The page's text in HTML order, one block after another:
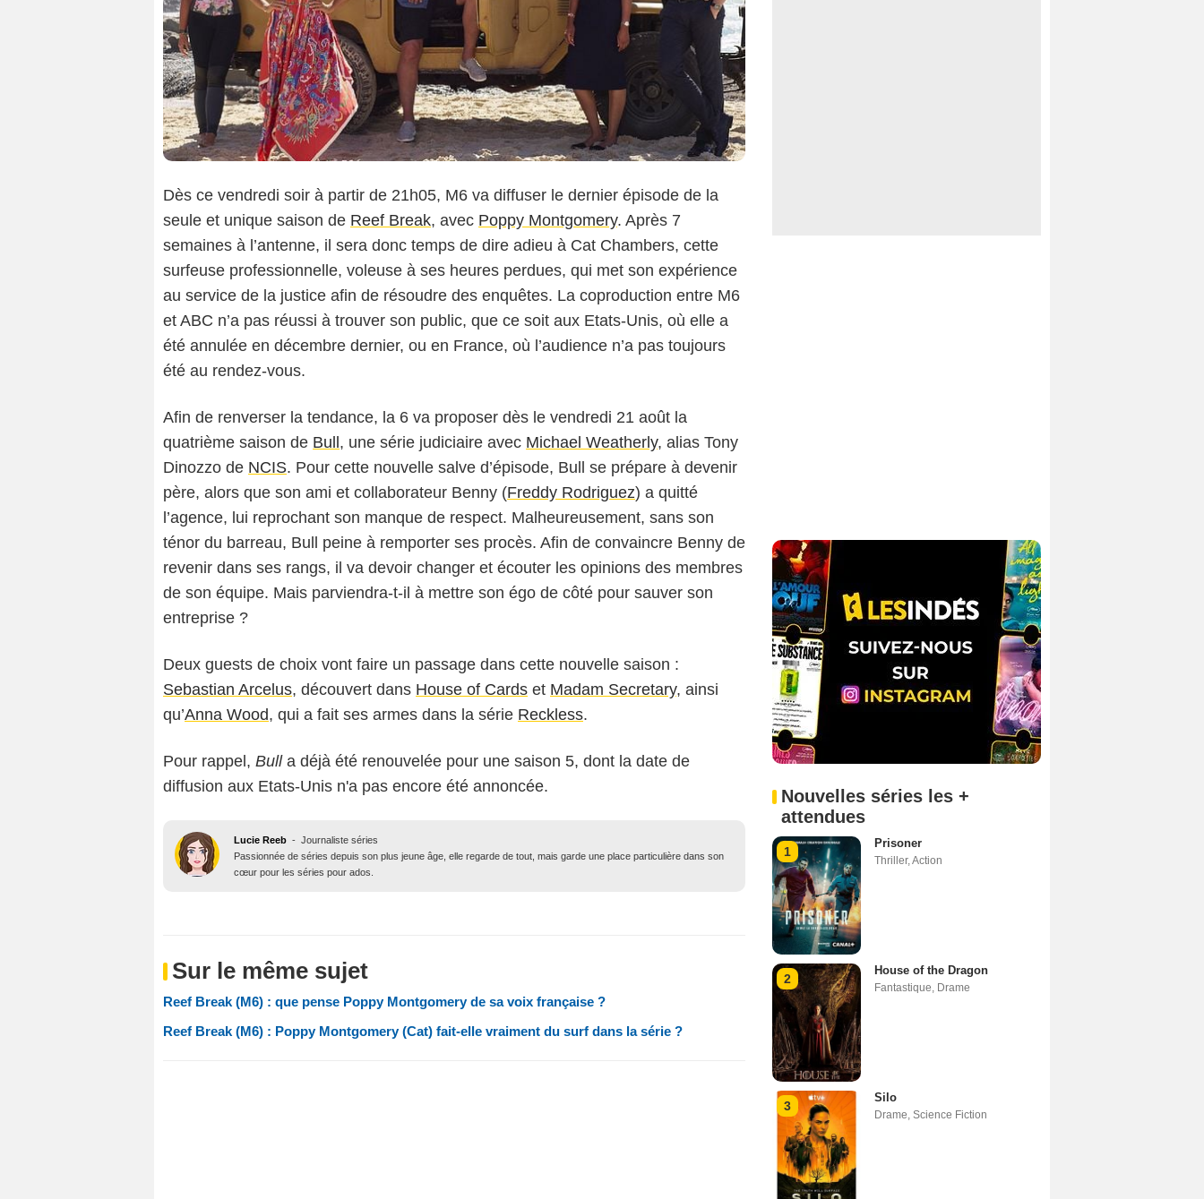
Dès ce vendredi soir à partir de 21h05, M6 va diffuser le dernier épisode de la
seule et unique saison de Reef Break, avec Poppy Montgomery. Après 7
semaines à l’antenne, il sera donc temps de dire adieu à Cat Chambers, cette
surfeuse professionnelle, voleuse à ses heures perdues, qui met son expérience
au service de la justice afin de résoudre des enquêtes. La coproduction entre M6
et ABC n’a pas réussi à trouver son public, que ce soit aux Etats-Unis, où elle a
été annulée en décembre dernier, ou en France, où l’audience n’a pas toujours
été au rendez-vous.
Afin de renverser la tendance, la 6 va proposer dès le vendredi 21 août la
quatrième saison de Bull , une série judiciaire avec Michael Weatherly, alias Tony
Dinozzo de NCIS. Pour cette nouvelle salve d’épisode, Bull se prépare à devenir
père, alors que son ami et collaborateur Benny (Freddy Rodriguez) a quitté
l’agence, lui reprochant son manque de respect. Malheureusement, sans son
ténor du barreau, Bull peine à remporter ses procès. Afin de convaincre Benny de
revenir dans ses rangs, il va devoir changer et écouter les opinions des membres
de son équipe. Mais parviendra-t-il à mettre son égo de côté pour sauver son
entreprise ?
Deux guests de choix vont faire un passage dans cette nouvelle saison :
Sebastian Arcelus, découvert dans House of Cards et Madam Secretary, ainsi
qu’Anna Wood, qui a fait ses armes dans la série Reckless.
Pour rappel, Bulla déjà été renouvelée pour une saison 5, dont la date de
diffusion aux Etats-Unis n'a pas encore été annoncée.
Lucie Reeb - Journaliste séries
Passionnée de séries depuis son plus jeune âge, elle regarde de tout, mais garde une place particulière dans son
cœur pour les séries pour ados.
Sur le même sujet
Reef Break (M6) : que pense Poppy Montgomery de sa voix française ?
Reef Break (M6) : Poppy Montgomery (Cat) fait-elle vraiment du surf dans la série ?
Nouvelles séries les +
attendues
1
Prisoner
Thriller, Action
2
House of the Dragon
Fantastique Drame
3
Silo
Drame Science Fiction